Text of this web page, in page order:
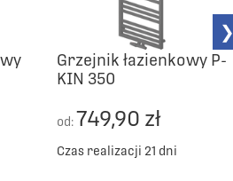
Grzejnik łazienkowy P-
KIN 350
od: 749,90 zł
Czas realizacji 21 dni
❯